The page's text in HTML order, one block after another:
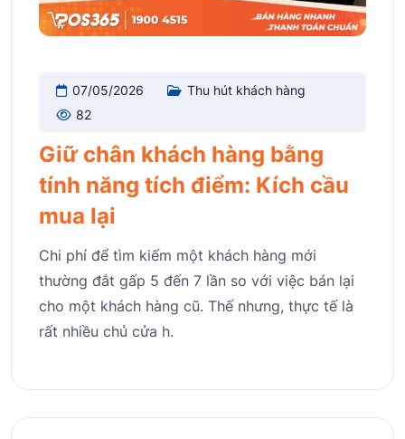
07/05/2026
Thu hút khách hàng
82
Giữ chân khách hàng bằng
tính năng tích điểm: Kích cầu
mua lại
Chi phí để tìm kiếm một khách hàng mới
thường đắt gấp 5 đến 7 lần so với việc bán lại
cho một khách hàng cũ. Thế nhưng, thực tế là
rất nhiều chủ cửa h.